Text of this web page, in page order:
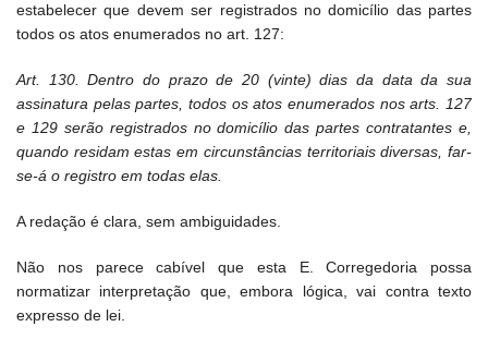
estabelecer que devem ser registrados no domicílio das partes
todos os atos enumerados no art. 127:
Art. 130. Dentro do prazo de 20 (vinte) dias da data da sua
assinatura pelas partes, todos os atos enumerados nos arts. 127
e 129 serão registrados no domicílio das partes contratantes e,
quando residam estas em circunstâncias territoriais diversas, far-
se-á o registro em todas elas.
A redação é clara, sem ambiguidades.
Não nos parece cabível que esta E. Corregedoria possa
normatizar interpretação que, embora lógica, vai contra texto
expresso de lei.